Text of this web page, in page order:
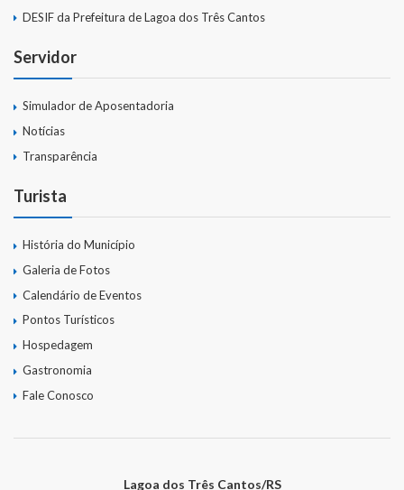
DESIF da Prefeitura de Lagoa dos Três Cantos
Servidor
Simulador de Aposentadoria
Notícias
Transparência
Turista
História do Município
Galeria de Fotos
Calendário de Eventos
Pontos Turísticos
Hospedagem
Gastronomia
Fale Conosco
Lagoa dos Três Cantos/RS